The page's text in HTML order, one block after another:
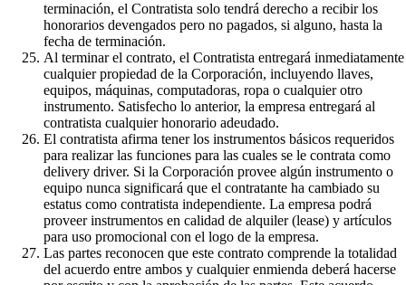
terminación, el Contratista solo tendrá derecho a recibir los
honorarios devengados pero no pagados, si alguno, hasta la
fecha de terminación.
Al terminar el contrato, el Contratista entregará inmediatamente
cualquier propiedad de la Corporación, incluyendo llaves,
equipos, máquinas, computadoras, ropa o cualquier otro
instrumento. Satisfecho lo anterior, la empresa entregará al
contratista cualquier honorario adeudado.
El contratista afirma tener los instrumentos básicos requeridos
para realizar las funciones para las cuales se le contrata como
delivery driver. Si la Corporación provee algún instrumento o
equipo nunca significará que el contratante ha cambiado su
estatus como contratista independiente. La empresa podrá
proveer instrumentos en calidad de alquiler (lease) y artículos
para uso promocional con el logo de la empresa.
Las partes reconocen que este contrato comprende la totalidad
del acuerdo entre ambos y cualquier enmienda deberá hacerse